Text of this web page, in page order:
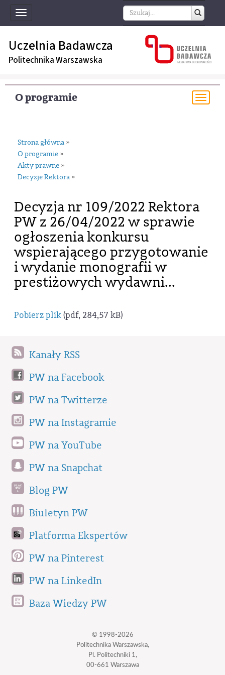
Toggle
navigation
Uczelnia Badawcza
Politechnika Warszawska
O programie
Strona główna »
O programie »
Akty prawne »
Decyzje Rektora »
Decyzja nr 109/2022 Rektora
PW z 26/04/2022 w sprawie
ogłoszenia konkursu
wspierającego przygotowanie
i wydanie monografii w
prestiżowych wydawni...
Pobierz plik(pdf, 284,57 kB)
Kanały RSS
PW na Facebook
PW na Twitterze
PW na Instagramie
PW na YouTube
PW na Snapchat
Blog PW
Biuletyn PW
Platforma Ekspertów
PW na Pinterest
PW na LinkedIn
Baza Wiedzy PW
© 1998-2026
Politechnika Warszawska,
Pl. Politechniki 1,
00-661 Warszawa